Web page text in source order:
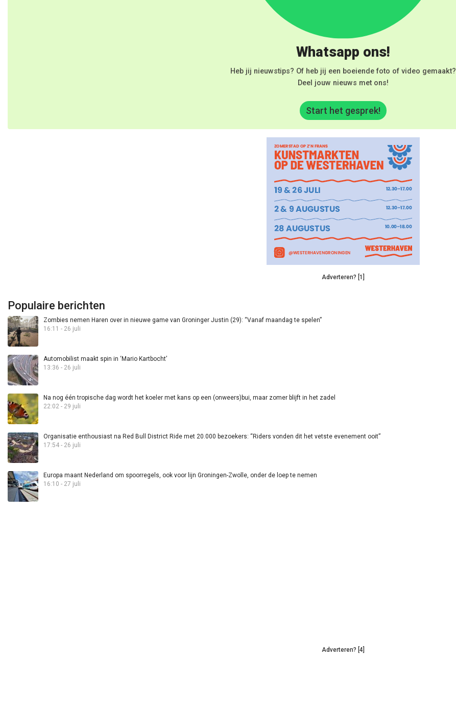
Whatsapp ons!
Heb jij nieuwstips? Of heb jij een boeiende foto of video gemaakt?
Deel jouw nieuws met ons!
Start het gesprek!
Adverteren? [1]
Populaire berichten
Zombies nemen Haren over in nieuwe game van Groninger Justin (29): “Vanaf maandag te spelen”
16:11 - 26 juli
Automobilist maakt spin in ‘Mario Kartbocht’
13:36 - 26 juli
Na nog één tropische dag wordt het koeler met kans op een (onweers)bui, maar zomer blijft in het zadel
22:02 - 29 juli
Organisatie enthousiast na Red Bull District Ride met 20.000 bezoekers: “Riders vonden dit het vetste evenement ooit”
17:54 - 26 juli
Europa maant Nederland om spoorregels, ook voor lijn Groningen-Zwolle, onder de loep te nemen
16:10 - 27 juli
Adverteren? [4]